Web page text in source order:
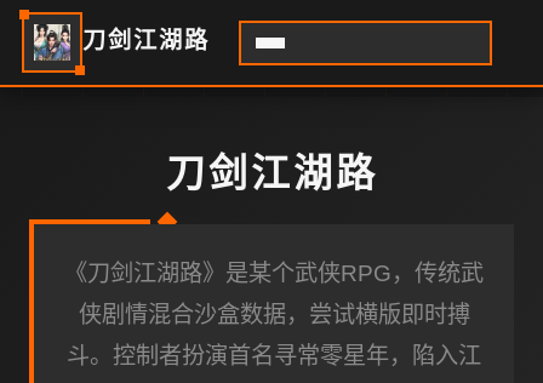
刀剑江湖路
刀剑江湖路
《刀剑江湖路》是某个武侠RPG，传统武
侠剧情混合沙盒数据，尝试横版即时搏
斗。控制者扮演首名寻常零星年，陷入江